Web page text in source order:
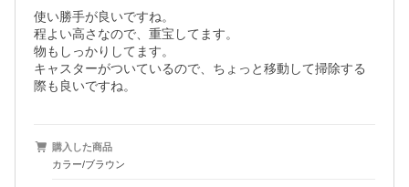
使い勝手が良いですね。
程よい高さなので、重宝してます。
物もしっかりしてます。
キャスターがついているので、ちょっと移動して掃除する
際も良いですね。
購入した商品
カラー/ブラウン